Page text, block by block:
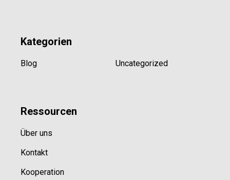
Kategorien
Blog Uncategorized
Ressourcen
Über uns
Kontakt
Kooperation